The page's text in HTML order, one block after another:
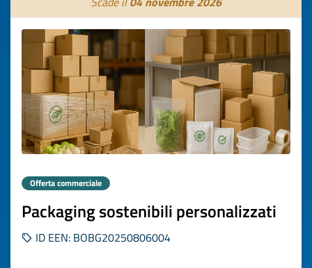
Offerta commerciale
Packaging sostenibili personalizzati
ID EEN: BOBG20250806004